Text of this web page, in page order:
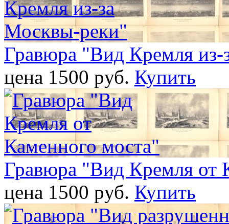
Гравюра "Вид Кремля
цена 1500 pуб. Купить
Гравюра "Вид Кремля от
цена 1500 pуб. Купить